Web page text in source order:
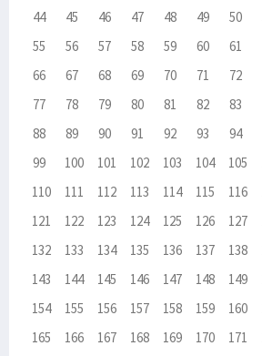
44
45 46 47 48 49 50
55
56 57 58 59 60 61
66
67 68 69 70 71 72
77
78 79 80 81 82 83
88
89 90 91 92 93 94
99
100 101 102 103 104 105
110
111 112 113 114 115 116
121
122 123 124 125 126 127
132
133 134 135 136 137 138
143
144 145 146 147 148 149
154
155 156 157 158 159 160
165
166 167 168 169 170 171